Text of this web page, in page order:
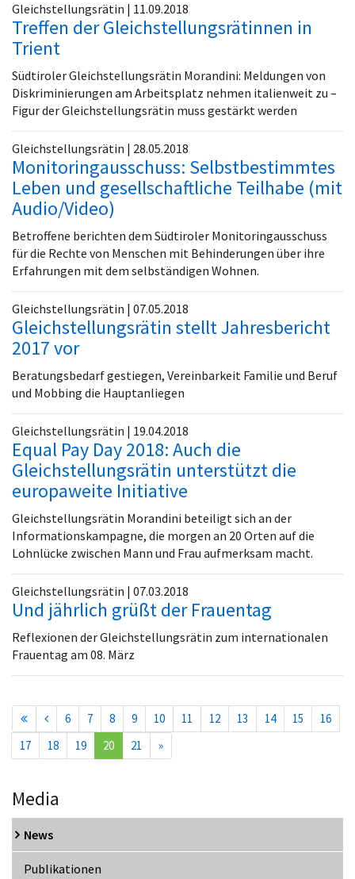
Gleichstellungsrätin | 11.09.2018
Treffen der Gleichstellungsrätinnen in
Trient
Südtiroler Gleichstellungsrätin Morandini: Meldungen von
Diskriminierungen am Arbeitsplatz nehmen italienweit zu –
Figur der Gleichstellungsrätin muss gestärkt werden
Gleichstellungsrätin | 28.05.2018
Monitoringausschuss: Selbstbestimmtes
Leben und gesellschaftliche Teilhabe (mit
Audio/Video)
Betroffene berichten dem Südtiroler Monitoringausschuss
für die Rechte von Menschen mit Behinderungen über ihre
Erfahrungen mit dem selbständigen Wohnen.
Gleichstellungsrätin | 07.05.2018
Gleichstellungsrätin stellt Jahresbericht
2017 vor
Beratungsbedarf gestiegen, Vereinbarkeit Familie und Beruf
und Mobbing die Hauptanliegen
Gleichstellungsrätin | 19.04.2018
Equal Pay Day 2018: Auch die
Gleichstellungsrätin unterstützt die
europaweite Initiative
Gleichstellungsrätin Morandini beteiligt sich an der
Informationskampagne, die morgen an 20 Orten auf die
Lohnlücke zwischen Mann und Frau aufmerksam macht.
Gleichstellungsrätin | 07.03.2018
Und jährlich grüßt der Frauentag
Reflexionen der Gleichstellungsrätin zum internationalen
Frauentag am 08. März
6 7 8 9 10 11 12 13 14 15
16
17
18 19 20(current)
21 »
Media
News
Publikationen